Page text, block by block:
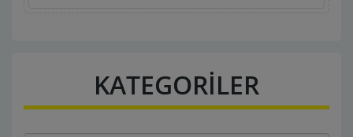
KATEGORİLER